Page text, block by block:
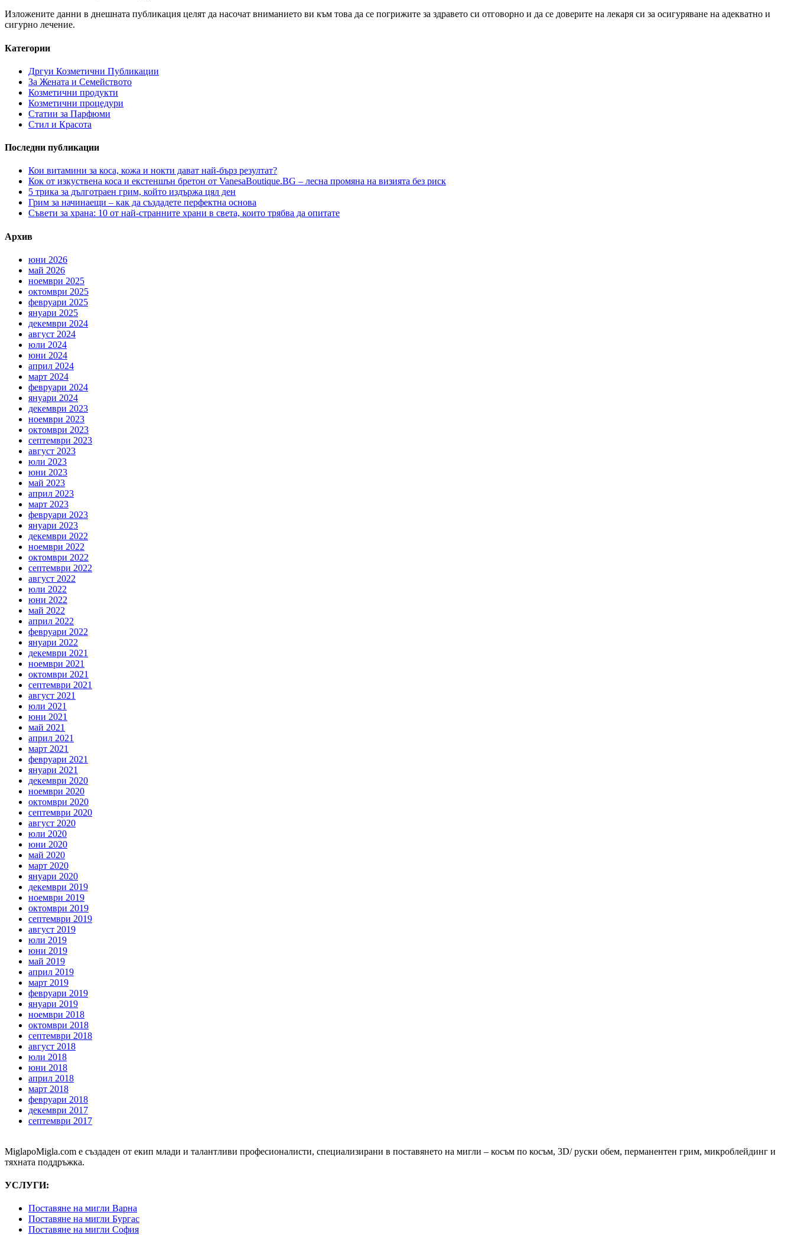
Изложените данни в днешната публикация целят да насочат вниманието ви към това да се погрижите за здравето си отговорно и да се доверите на лекаря си за осигуряване на адекватно и
сигурно лечение.
Категории
Дргуи Козметични Публикации
За Жената и Семейството
Козметични продукти
Козметични процедури
Статии за Парфюми
Стил и Красота
Последни публикации
Кои витамини за коса, кожа и нокти дават най-бърз резултат?
Кок от изкуствена коса и екстеншън бретон от VanesaBoutique.BG – лесна промяна на визията без риск
5 трика за дълготраен грим, който издържа цял ден
Грим за начинаещи – как да създадете перфектна основа
Съвети за храна: 10 от най-странните храни в света, които трябва да опитате
Архив
юни 2026
май 2026
ноември 2025
октомври 2025
февруари 2025
януари 2025
декември 2024
август 2024
юли 2024
юни 2024
април 2024
март 2024
февруари 2024
януари 2024
декември 2023
ноември 2023
октомври 2023
септември 2023
август 2023
юли 2023
юни 2023
май 2023
април 2023
март 2023
февруари 2023
януари 2023
декември 2022
ноември 2022
октомври 2022
септември 2022
август 2022
юли 2022
юни 2022
май 2022
април 2022
февруари 2022
януари 2022
декември 2021
ноември 2021
октомври 2021
септември 2021
август 2021
юли 2021
юни 2021
май 2021
април 2021
март 2021
февруари 2021
януари 2021
декември 2020
ноември 2020
октомври 2020
септември 2020
август 2020
юли 2020
юни 2020
май 2020
март 2020
януари 2020
декември 2019
ноември 2019
октомври 2019
септември 2019
август 2019
юли 2019
юни 2019
май 2019
април 2019
март 2019
февруари 2019
януари 2019
ноември 2018
октомври 2018
септември 2018
август 2018
юли 2018
юни 2018
април 2018
март 2018
февруари 2018
декември 2017
септември 2017
MiglapoMigla.com е създаден от екип млади и талантливи професионалисти, специализирани в поставянето на мигли – косъм по косъм, 3D/ руски обем, перманентен грим, микроблейдинг и
тяхната поддръжка.
УСЛУГИ:
Поставяне на мигли Варна
Поставяне на мигли Бургас
Поставяне на мигли София